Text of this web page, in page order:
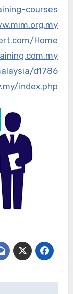
courses/
Home/
d1786
index.php